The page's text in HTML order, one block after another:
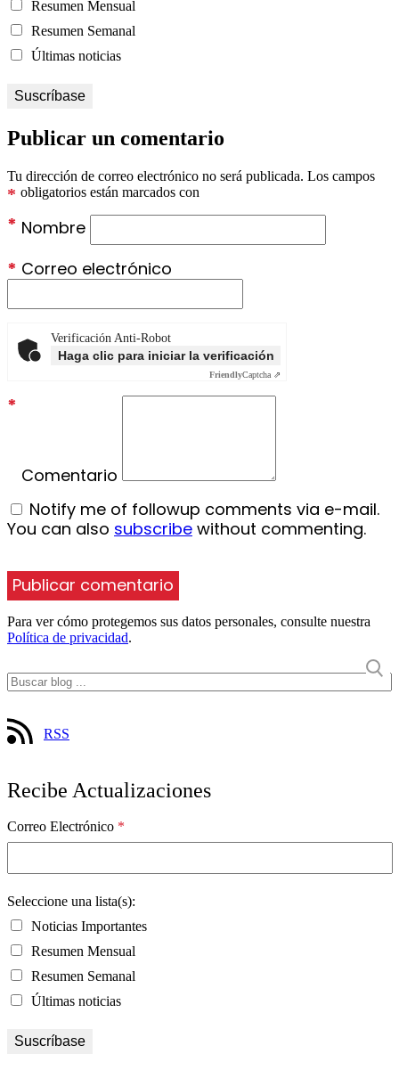
Resumen Mensual
Resumen Semanal
Últimas noticias
Publicar un comentario
Tu dirección de correo electrónico no será publicada. Los campos
obligatorios están marcados con
*
Nombre
*
Correo electrónico
*
Verificación Anti-Robot
Haga clic para iniciar la verificación
FriendlyCaptcha ⇗
Comentario
*
Notify me of followup comments via e-mail.
You can also subscribe without commenting.
Para ver cómo protegemos sus datos personales, consulte nuestra
Política de privacidad.
RSS
Recibe Actualizaciones
Correo Electrónico *
Seleccione una lista(s):
Noticias Importantes
Resumen Mensual
Resumen Semanal
Últimas noticias